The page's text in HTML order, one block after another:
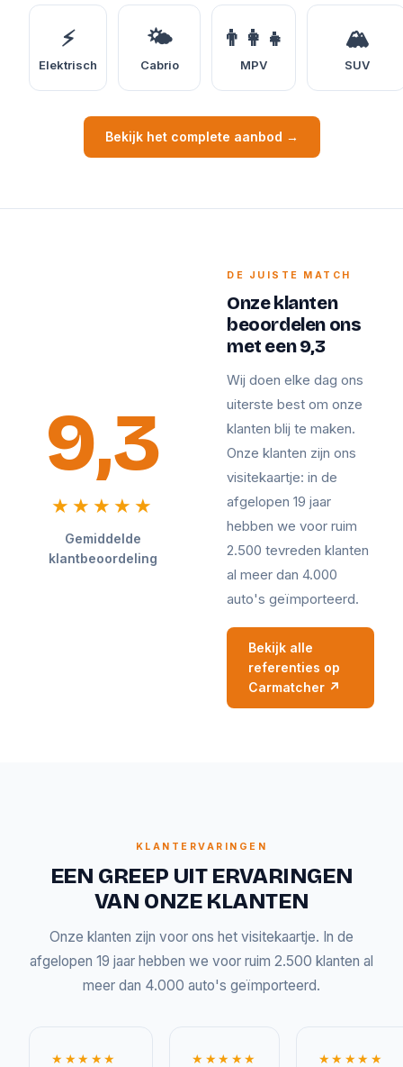
⚡
Elektrisch
🌤️
Cabrio
👨‍👩‍👧
MPV
🏔️
SUV
Bekijk het complete aanbod →
9,3
★★★★★
Gemiddelde
klantbeoordeling
DE JUISTE MATCH
Onze klanten
beoordelen ons
met een 9,3
Wij doen elke dag ons
uiterste best om onze
klanten blij te maken.
Onze klanten zijn ons
visitekaartje: in de
afgelopen 19 jaar
hebben we voor ruim
2.500 tevreden klanten
al meer dan 4.000
auto's geïmporteerd.
Bekijk alle
referenties op
Carmatcher ↗
KLANTERVARINGEN
EEN GREEP UIT ERVARINGEN
VAN ONZE KLANTEN
Onze klanten zijn voor ons het visitekaartje. In de
afgelopen 19 jaar hebben we voor ruim 2.500 klanten al
meer dan 4.000 auto's geïmporteerd.
★★★★★
★★★★★
★★★★★